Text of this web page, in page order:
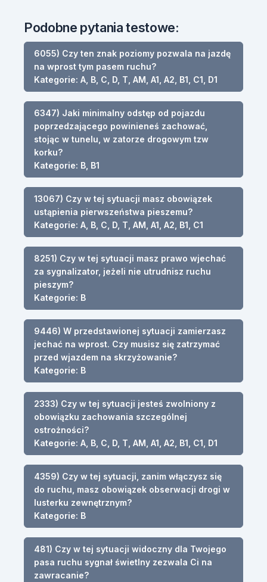
Podobne pytania testowe:
6055) Czy ten znak poziomy pozwala na jazdę
na wprost tym pasem ruchu?
Kategorie: A, B, C, D, T, AM, A1, A2, B1, C1, D1
6347) Jaki minimalny odstęp od pojazdu
poprzedzającego powinieneś zachować,
stojąc w tunelu, w zatorze drogowym tzw
korku?
Kategorie: B, B1
13067) Czy w tej sytuacji masz obowiązek
ustąpienia pierwszeństwa pieszemu?
Kategorie: A, B, C, D, T, AM, A1, A2, B1, C1
8251) Czy w tej sytuacji masz prawo wjechać
za sygnalizator, jeżeli nie utrudnisz ruchu
pieszym?
Kategorie: B
9446) W przedstawionej sytuacji zamierzasz
jechać na wprost. Czy musisz się zatrzymać
przed wjazdem na skrzyżowanie?
Kategorie: B
2333) Czy w tej sytuacji jesteś zwolniony z
obowiązku zachowania szczególnej
ostrożności?
Kategorie: A, B, C, D, T, AM, A1, A2, B1, C1, D1
4359) Czy w tej sytuacji, zanim włączysz się
do ruchu, masz obowiązek obserwacji drogi w
lusterku zewnętrznym?
Kategorie: B
481) Czy w tej sytuacji widoczny dla Twojego
pasa ruchu sygnał świetlny zezwala Ci na
zawracanie?